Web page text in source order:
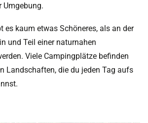
Umgebung.
es kaum etwas Schöneres, als an der
und Teil einer naturnahen
Viele Campingplätze befinden
Landschaften, die du jeden Tag aufs